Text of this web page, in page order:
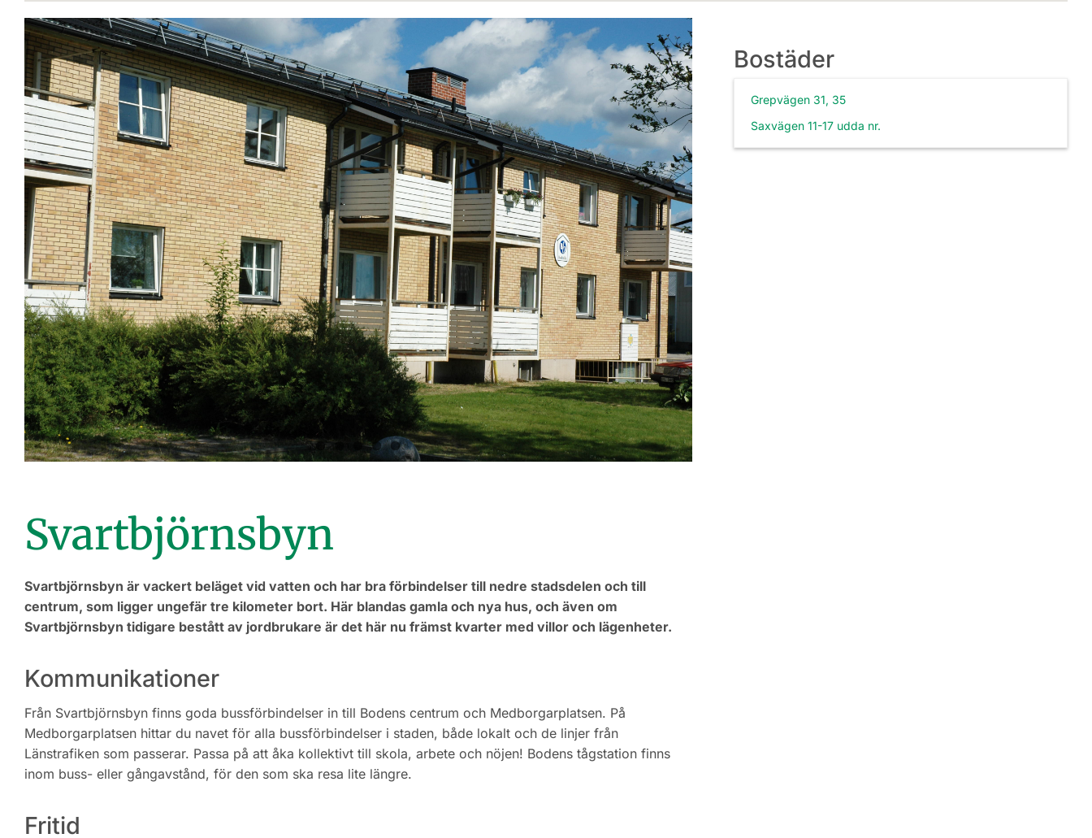
Svartbjörnsbyn
Svartbjörnsbyn är vackert beläget vid vatten och har bra förbindelser till nedre stadsdelen och till
centrum, som ligger ungefär tre kilometer bort. Här blandas gamla och nya hus, och även om
Svartbjörnsbyn tidigare bestått av jordbrukare är det här nu främst kvarter med villor och lägenheter.
Kommunikationer
Från Svartbjörnsbyn finns goda bussförbindelser in till Bodens centrum och Medborgarplatsen. På
Medborgarplatsen hittar du navet för alla bussförbindelser i staden, både lokalt och de linjer från
Länstrafiken som passerar. Passa på att åka kollektivt till skola, arbete och nöjen! Bodens tågstation finns
inom buss- eller gångavstånd, för den som ska resa lite längre.
Fritid
Bostäder
Grepvägen 31, 35
Saxvägen 11-17 udda nr.